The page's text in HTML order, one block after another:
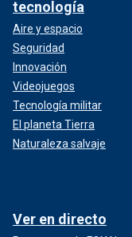
tecnología
Aire y espacio
Seguridad
Innovación
Videojuegos
Tecnología militar
El planeta Tierra
Naturaleza salvaje
Ver en directo